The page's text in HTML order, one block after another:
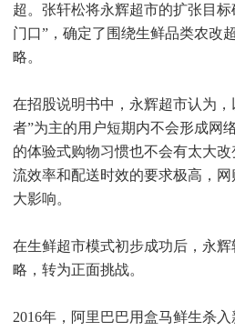
超。张轩松将永辉超市的扩张目
门口”，确定了围绕生鲜品类农改
略。
在招股说明书中，永辉超市认为
者”为主的用户短期内不会形成网
的体验式购物习惯也不会有太大
流效率和配送时效的要求极高，
大影响。
在生鲜超市模式初步成功后，永
略，转为正面挑战。
2016年，阿里巴巴用盒马鲜生杀